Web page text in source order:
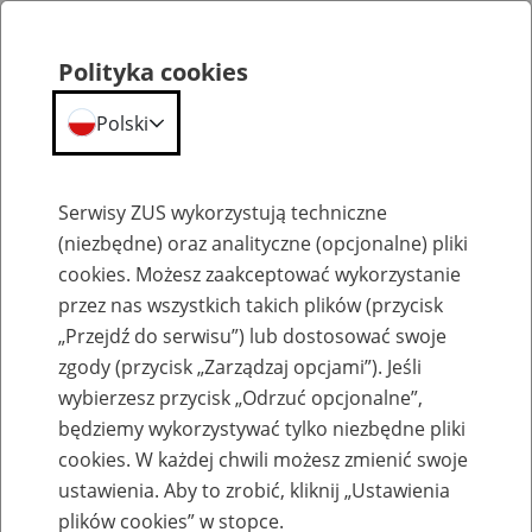
Szkolenia
Zaproś ZUS do siebie: Aktywni 50+
Polityka cookies
Polski
Serwisy ZUS wykorzystują techniczne
(niezbędne) oraz analityczne (opcjonalne) pliki
cookies. Możesz zaakceptować wykorzystanie
przez nas wszystkich takich plików (przycisk
„Przejdź do serwisu”) lub dostosować swoje
zgody (przycisk „Zarządzaj opcjami”). Jeśli
wybierzesz przycisk „Odrzuć opcjonalne”,
będziemy wykorzystywać tylko niezbędne pliki
cookies. W każdej chwili możesz zmienić swoje
ustawienia. Aby to zrobić, kliknij „Ustawienia
plików cookies” w stopce.